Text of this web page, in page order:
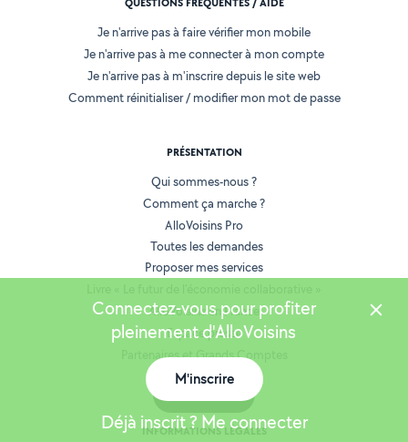
QUESTIONS FRÉQUENTES / AIDE
Je n'arrive pas à faire vérifier mon mobile
Je n'arrive pas à me connecter à mon compte
Je n'arrive pas à m'inscrire depuis le site web
Comment réinitialiser / modifier mon mot de passe
PRÉSENTATION
Qui sommes-nous ?
Comment ça marche ?
AlloVoisins Pro
Toutes les demandes
Proposer mes services
AlloVoisins en France
Espace presse
Partenaires et Grands Comptes
Recrutement
INFORMATIONS LÉGALES
Connectez-vous pour profiter
pleinement d'AlloVoisins
M'inscrire
Déjà inscrit ? Me connecter